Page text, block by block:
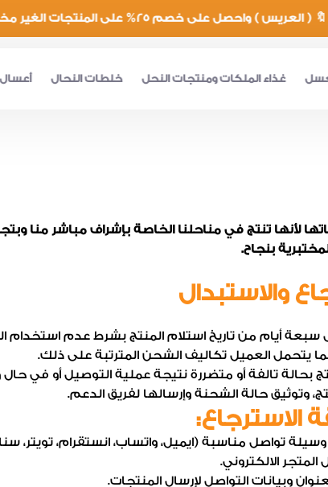
غذاء الملكات ومنتجات النحل خلطات النحال
لأنها تنتج في مناحلنا الخاصة بإشراف مباشر منا
بنجاح.
والاستبدال
سبعة أيام من تاريخ استلام المنتج بشرط عدم استخدام
يتحمل العميل تكاليف الشحن المترتبة على ذلك.
بحالة تالفة أو متضررة نتيجة عملية التوصيل أو في
وتوثيق حالة الشحنة وإرسالها لفريق الدعم.
الاسترجاع:
وسيلة تواصل مناسبة (ايميل، واتساب، انستقرام،
المتجر الالكتروني.